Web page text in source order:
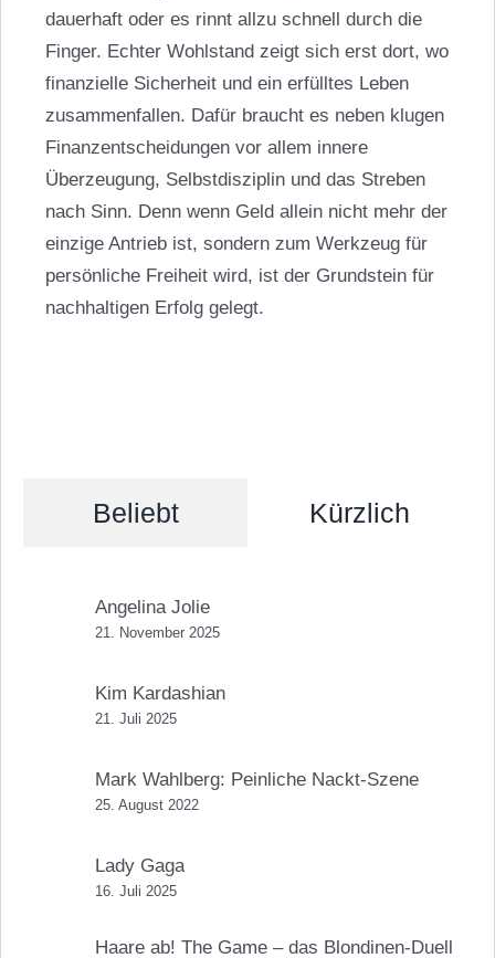
dauerhaft oder es rinnt allzu schnell durch die
Finger. Echter Wohlstand zeigt sich erst dort, wo
finanzielle Sicherheit und ein erfülltes Leben
zusammenfallen. Dafür braucht es neben klugen
Finanzentscheidungen vor allem innere
Überzeugung, Selbstdisziplin und das Streben
nach Sinn. Denn wenn Geld allein nicht mehr der
einzige Antrieb ist, sondern zum Werkzeug für
persönliche Freiheit wird, ist der Grundstein für
nachhaltigen Erfolg gelegt.
Beliebt Kürzlich
Angelina Jolie
21. November 2025
Kim Kardashian
21. Juli 2025
Mark Wahlberg: Peinliche Nackt-Szene
25. August 2022
Lady Gaga
16. Juli 2025
Haare ab! The Game – das Blondinen-Duell